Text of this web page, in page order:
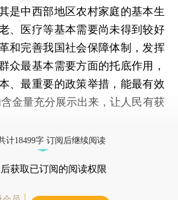
是中西部地区农村家庭的基本生
、医疗等基本需要尚未得到较好
和完善我国社会保障体制，发挥
众最基本需要方面的托底作用，
、最重要的政策举措，能最有效
金量充分展示出来，让人民有获
计18499字 订阅后继续阅读
后获取已订阅的阅读权限